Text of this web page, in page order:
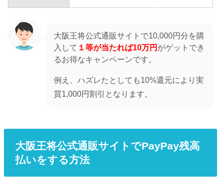
大阪王将公式通販サイトで10,000円分を購
入して １等が当たれば10万円 がゲットでき
るお得なキャンペーンです。
例え、ハズレたとしても10%還元により実
質1,000円割引となります。
大阪王将公式通販サイトでPayPay残高
払いをする方法